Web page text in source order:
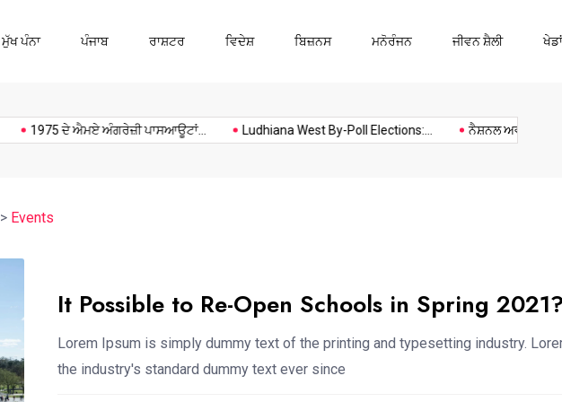
ਮੁੱਖ ਪੰਨਾ ਪੰਜਾਬ ਰਾਸ਼ਟਰ ਵਿਦੇਸ਼ ਬਿਜ਼ਨਸ ਮਨੋਰੰਜਨ ਜੀਵਨ ਸ਼ੈਲੀ ਖੇਡਾਂ
1975 ਦੇ ਐਮਏ ਅੰਗਰੇਜ਼ੀ ਪਾਸਆਊਟਾਂ... Ludhiana West By-Poll Elections:... ਨੈਸ਼ਨਲ ਅਵਾਰਡੀ
Ludhiana Music Politics Sports
> Events
It Possible to Re-Open Schools in Spring 2021?
Lorem Ipsum is simply dummy text of the printing and typesetting industry.
the industry's standard dummy text ever since